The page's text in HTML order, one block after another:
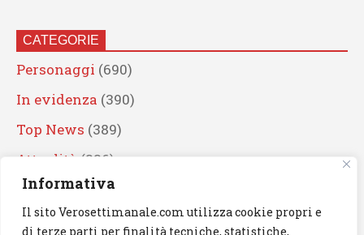
Informativa
Il sito Verosettimanale.com utilizza cookie propri e
di terze parti per finalità tecniche, statistiche,
CATEGORIE
Personaggi (690)
In evidenza (390)
Top News (389)
Attualità (336)
Eventi(330)
Artisti (241)